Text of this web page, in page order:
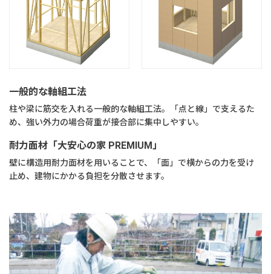
一般的な軸組工法
柱や梁に筋交を入れる一般的な軸組工法。「点と線」で支えるた
め、強い外力の場合荷重が接合部に集中しやすい。
耐力面材「大安心の家 PREMIUM」
壁に構造用耐力面材を用いることで、「面」で横からの力を受け
止め、建物にかかる負担を分散させます。